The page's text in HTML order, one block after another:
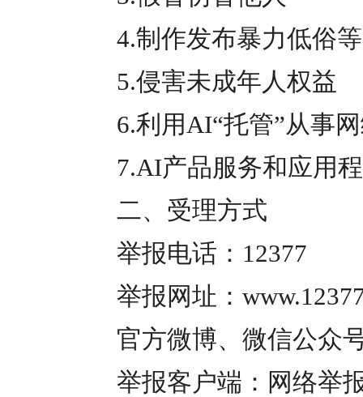
4.制作发布暴力低俗等
5.侵害未成年人权益
6.利用AI“托管”从事网
7.AI产品服务和应用程
二、受理方式
举报电话：12377
举报网址：
官方微博、微信公众号
举报客户端：网络举